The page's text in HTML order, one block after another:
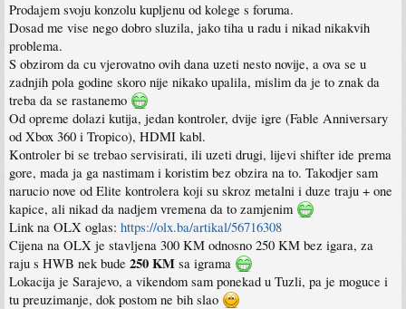
Prodajem svoju konzolu kupljenu od kolege s foruma.
Dosad me vise nego dobro sluzila, jako tiha u radu i nikad nikakvih
problema.
S obzirom da cu vjerovatno ovih dana uzeti nesto novije, a ova se u
zadnjih pola godine skoro nije nikako upalila, mislim da je to znak da
treba da se rastanemo
Od opreme dolazi kutija, jedan kontroler, dvije igre (Fable Anniversary
od Xbox 360 i Tropico), HDMI kabl.
Kontroler bi se trebao servisirati, ili uzeti drugi, lijevi shifter ide prema
gore, mada ja ga nastimam i koristim bez obzira na to. Takodjer sam
narucio nove od Elite kontrolera koji su skroz metalni i duze traju + one
kapice, ali nikad da nadjem vremena da to zamjenim
Link na OLX oglas: https://olx.ba/artikal/56716308
Cijena na OLX je stavljena 300 KM odnosno 250 KM bez igara, za
raju s HWB nek bude 250 KM sa igrama
Lokacija je Sarajevo, a vikendom sam ponekad u Tuzli, pa je moguce i
tu preuzimanje, dok postom ne bih slao